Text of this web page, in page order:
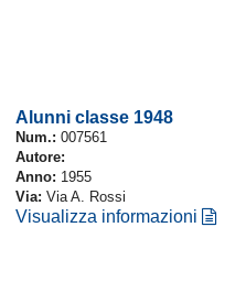
Alunni classe 1948
Num.: 007561
Autore:
Anno: 1955
Via: Via A. Rossi
Visualizza informazioni